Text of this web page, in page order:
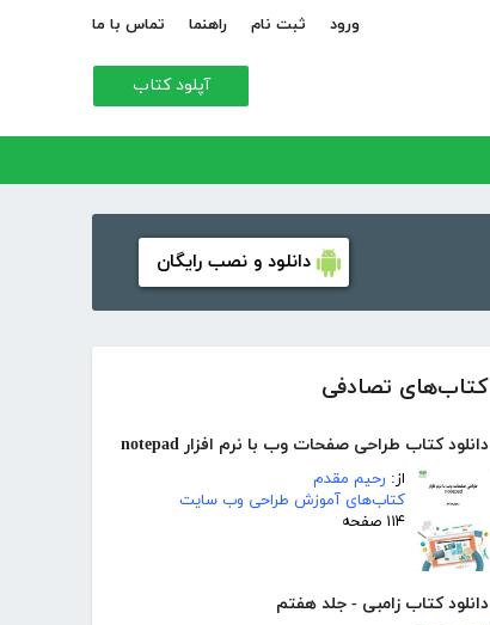
ورود ثبت نام راهنما تماس با ما
آپلود کتاب
دانلود و نصب رایگان
کتاب‌های تصادفی
دانلود کتاب طراحی صفحات وب با نرم افزار notepad
از: رحیم مقدم
کتاب‌های آموزش طراحی وب سایت
۱۱۴ صفحه
دانلود کتاب زامبی - جلد هفتم